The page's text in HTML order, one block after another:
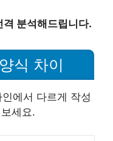
격 분석해드립니다.
식 차이
에서 다르게 작성
세요.